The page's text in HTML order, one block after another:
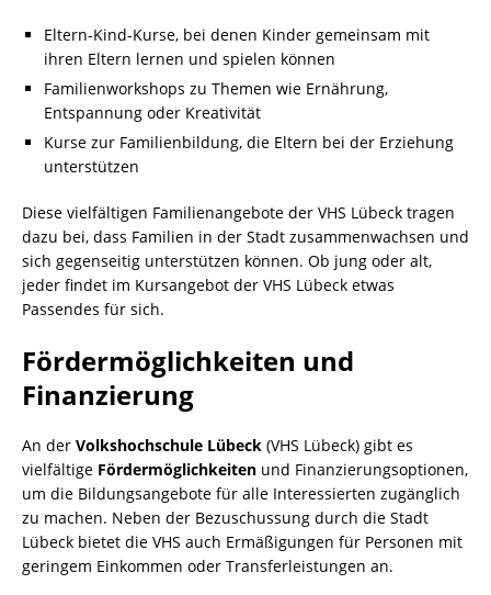
Eltern-Kind-Kurse, bei denen Kinder gemeinsam mit
ihren Eltern lernen und spielen können
Familienworkshops zu Themen wie Ernährung,
Entspannung oder Kreativität
Kurse zur Familienbildung, die Eltern bei der Erziehung
unterstützen
Diese vielfältigen Familienangebote der VHS Lübeck tragen
dazu bei, dass Familien in der Stadt zusammenwachsen und
sich gegenseitig unterstützen können. Ob jung oder alt,
jeder findet im Kursangebot der VHS Lübeck etwas
Passendes für sich.
Fördermöglichkeiten und
Finanzierung
An der Volkshochschule Lübeck (VHS Lübeck) gibt es
vielfältige Fördermöglichkeiten und Finanzierungsoptionen,
um die Bildungsangebote für alle Interessierten zugänglich
zu machen. Neben der Bezuschussung durch die Stadt
Lübeck bietet die VHS auch Ermäßigungen für Personen mit
geringem Einkommen oder Transferleistungen an.